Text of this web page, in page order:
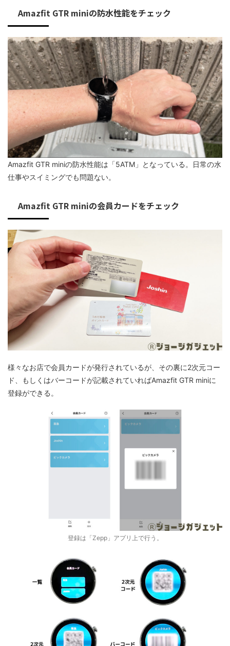
Amazfit GTR miniの防水性能をチェック
Amazfit GTR miniの防水性能は「5ATM」となっている。日常の水
仕事やスイミングでも問題ない。
Amazfit GTR miniの会員カードをチェック
様々なお店で会員カードが発行されているが、その裏に2次元コー
ド、もしくはバーコードが記載されていればAmazfit GTR miniに
登録ができる。
登録は「Zepp」アプリ上で行う。